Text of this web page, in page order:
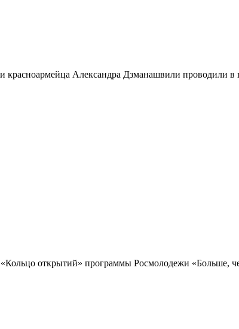
красноармейца Александра Дзманашвили проводили в
открытий» программы Росмолодежи «Больше,